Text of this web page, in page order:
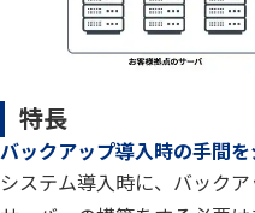
特長
バックアップ導入時の手間
システム導入時に、バック